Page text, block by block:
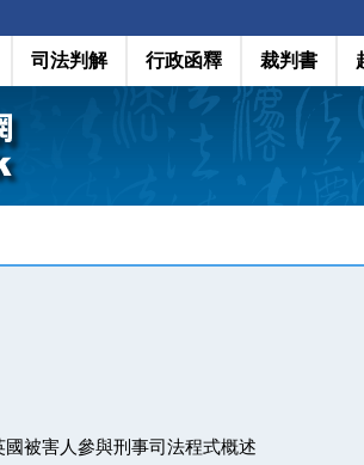
司法判解 行政函釋 裁判書
國被害人參與刑事司法程式概述